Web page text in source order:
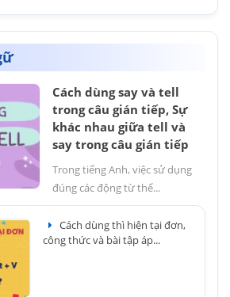
Cách dùng say và tell
trong câu gián tiếp, Sự
khác nhau giữa tell và
say trong câu gián tiếp
Trong tiếng Anh, việc sử dụng
đúng các động từ thể...
Cách dùng thì hiện tại đơn,
công thức và bài tập áp...